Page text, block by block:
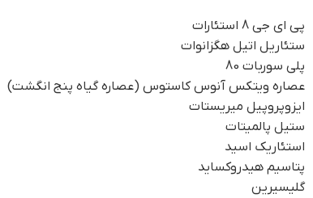
پی ای جی 8 استئارات
ستئاریل اتیل هگزانوات
پلی سوربات 80
عصاره ویتکس آنوس کاستوس (عصاره گیاه پنج انگشت)
ایزوپروپیل میریستات
ستیل پالمیتات
استئاریک اسید
پتاسیم هیدروکساید
گلیسیرین